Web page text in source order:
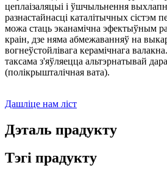
цеплаізаляцыі і ўшчыльнення
разнастайнасці каталітычных сістэм
можа стаць эканамічна эфектыўным
краін, дзе няма абмежаванняў на
вогнеўстойлівага керамічнага
таксама з'яўляецца альтэрнатывай
(полікрышталічная вата).
Дашліце нам ліст
Дэталь прадукту
Тэгі прадукту